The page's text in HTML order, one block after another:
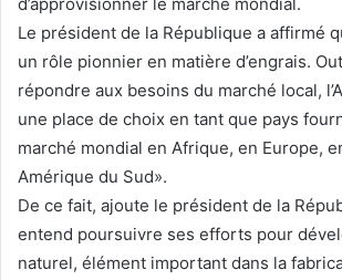
d’approvisionner le marché mondial.
Le président de la République a affirmé
un rôle pionnier en matière d’engrais.
répondre aux besoins du marché local,
une place de choix en tant que pays
marché mondial en Afrique, en Europe,
Amérique du Sud».
De ce fait, ajoute le président de la
entend poursuivre ses efforts pour
naturel, élément important dans la